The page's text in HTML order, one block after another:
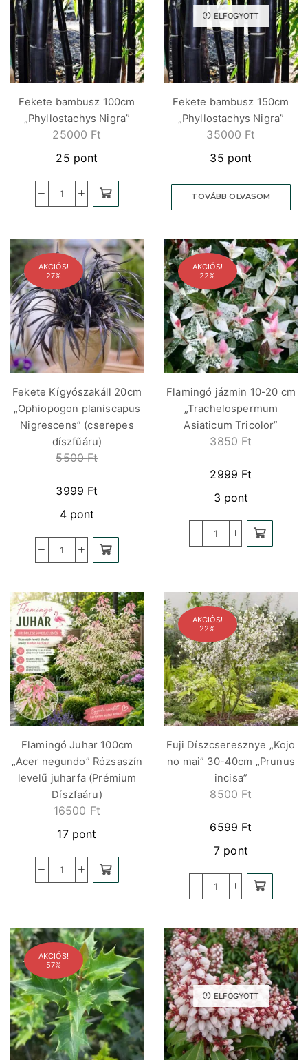
Fekete bambusz 100cm
„Phyllostachys Nigra”
25000 Ft
25 pont
ELFOGYOTT
Fekete bambusz 150cm
„Phyllostachys Nigra”
35000 Ft
35 pont
TOVÁBB OLVASOM
AKCIÓS!
27%
Fekete Kígyószakáll 20cm
„Ophiopogon planiscapus
Nigrescens” (cserepes
díszfűáru)
5500Ft
3999 Ft
4 pont
AKCIÓS!
22%
Flamingó jázmin 10-20 cm
„Trachelospermum
Asiaticum Tricolor”
3850Ft
2999 Ft
3 pont
Flamingó Juhar 100cm
„Acer negundo” Rózsaszín
levelű juharfa (Prémium
Díszfaáru)
16500 Ft
17 pont
AKCIÓS!
22%
Fuji Díszcseresznye „Kojo
no mai” 30-40cm „Prunus
incisa”
8500Ft
6599 Ft
7 pont
AKCIÓS!
57%
ELFOGYOTT